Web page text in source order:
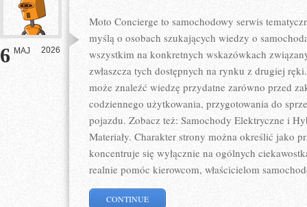
6 MAJ 2026
Moto Concierge to samochodowy serwis
myślą o osobach szukających wiedzy o
wszystkim na konkretnych wskazówkach
zwłaszcza tych dostępnych na rynku z drugiej
może znaleźć wiedzę przydatne zarówno przed
codziennego użytkowania, przygotowania do
pojazdu. Zobacz też: Samochody Elektryczne i
Materiały. Charakter strony można określić jako
koncentruje się wyłącznie na ogólnych
realnie pomóc kierowcom, właścicielom
CONTINUE